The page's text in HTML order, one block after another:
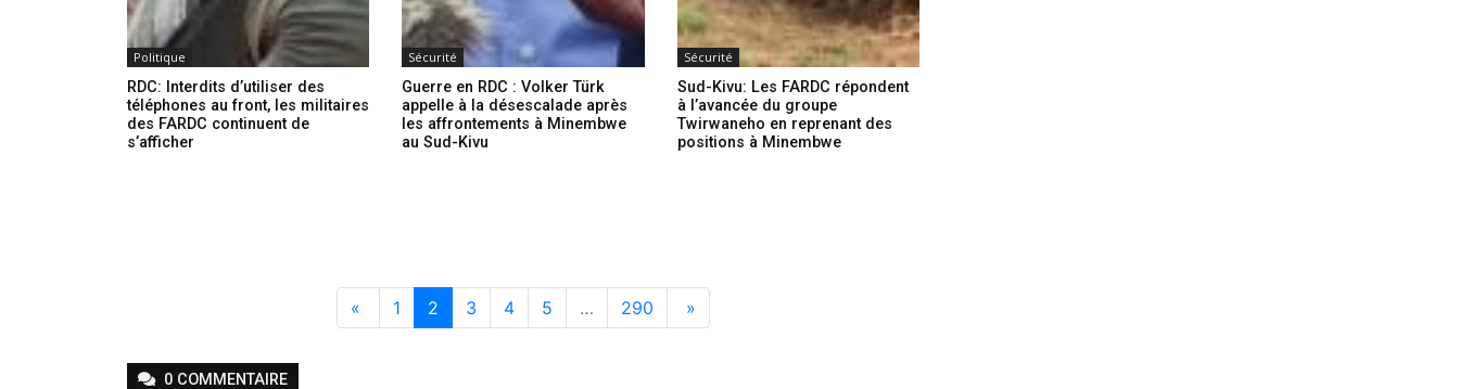
Politique
RDC: Interdits d’utiliser des
téléphones au front, les militaires
des FARDC continuent de
s’afficher
Sécurité
Guerre en RDC : Volker Türk
appelle à la désescalade après
les affrontements à Minembwe
au Sud-Kivu
Sécurité
Sud-Kivu: Les FARDC répondent
à l’avancée du groupe
Twirwaneho en reprenant des
positions à Minembwe
« 1 2 3 4 5 … 290 »
0 COMMENTAIRE